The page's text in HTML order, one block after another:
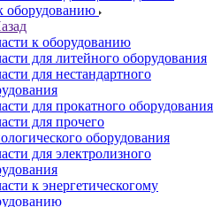
оборудованию
к оборудованию
для литейного оборудования
для нестандартного
для прокатного оборудования
для прочего
оборудования
для электролизного
к энергетическогому